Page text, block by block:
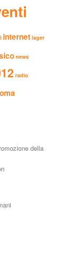
internet lager
news
radio
della